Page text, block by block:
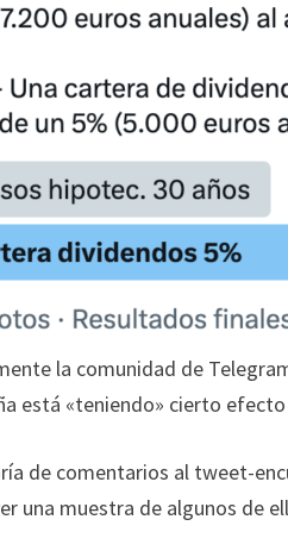
la comunidad de
está «teniendo» cierto
de comentarios al tweet-
una muestra de algunos de